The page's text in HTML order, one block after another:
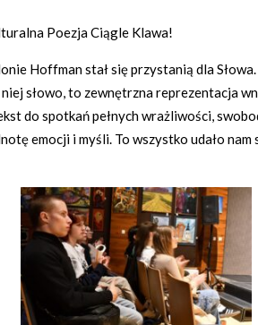
Poezja Ciągle Klawa!
Hoffman stał się przystanią dla
słowo, to zewnętrzna reprezentacja
do spotkań pełnych wrażliwości,
emocji i myśli. To wszystko udało